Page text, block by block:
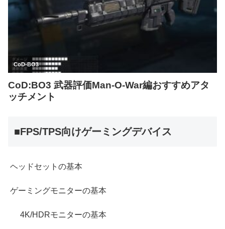
■FPS/TPS向けゲーミングデバイス
ヘッドセットの基本
ゲーミングモニターの基本
4K/HDRモニターの基本